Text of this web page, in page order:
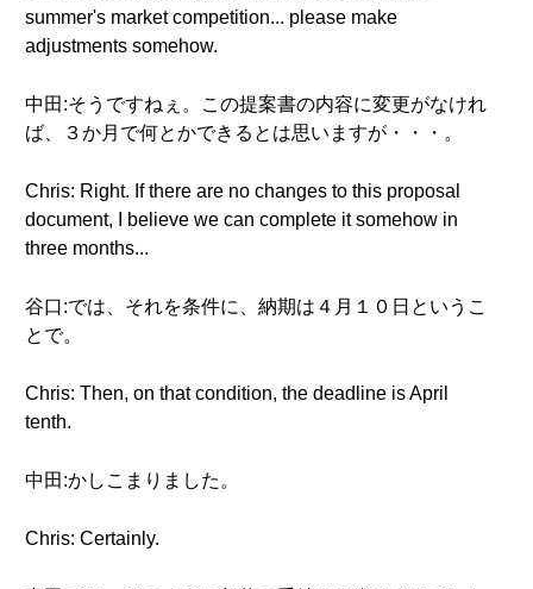
summer's market competition... please make
adjustments somehow.
中田:そうですねぇ。この提案書の内容に変更がなけれ
ば、３か月で何とかできるとは思いますが・・・。
Chris: Right. If there are no changes to this proposal
document, I believe we can complete it somehow in
three months...
谷口:では、それを条件に、納期は４月１０日というこ
とで。
Chris: Then, on that condition, the deadline is April
tenth.
中田:かしこまりました。
Chris: Certainly.